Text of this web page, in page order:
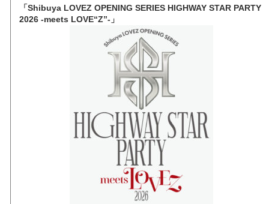
「Shibuya LOVEZ OPENING SERIES HIGHWAY STAR PARTY
2026 -meets LOVE“Z”-」